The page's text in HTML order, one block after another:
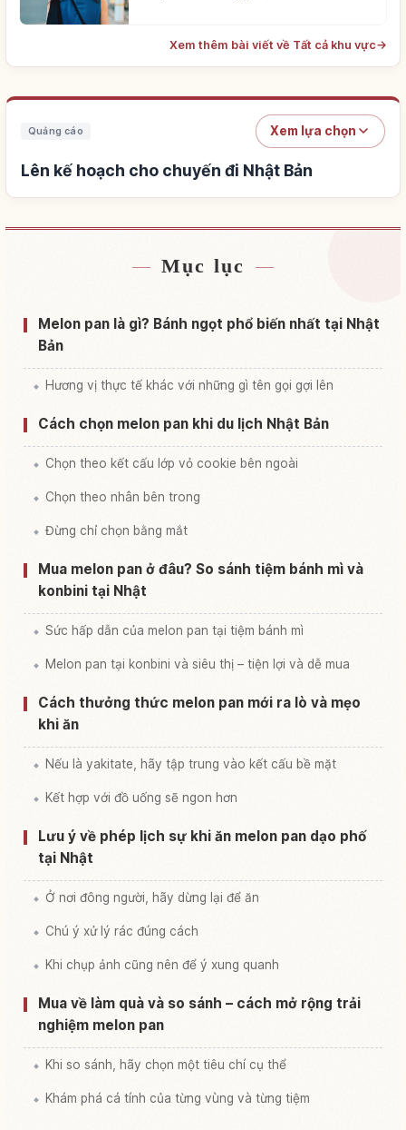
Xem thêm bài viết về Tất cả khu vực→
Quảng cáo Xem lựa chọn
Lên kế hoạch cho chuyến đi Nhật Bản
Tìm chỗ ở gần Nhật Bản
Tìm trải nghiệm tại Nhật Bản ↗
Mục lục
Melon pan là gì? Bánh ngọt phổ biến nhất tại Nhật
Bản
Hương vị thực tế khác với những gì tên gọi gợi lên
Cách chọn melon pan khi du lịch Nhật Bản
Chọn theo kết cấu lớp vỏ cookie bên ngoài
Chọn theo nhân bên trong
Đừng chỉ chọn bằng mắt
Mua melon pan ở đâu? So sánh tiệm bánh mì và
konbini tại Nhật
Sức hấp dẫn của melon pan tại tiệm bánh mì
Melon pan tại konbini và siêu thị – tiện lợi và dễ mua
Cách thưởng thức melon pan mới ra lò và mẹo
khi ăn
Nếu là yakitate, hãy tập trung vào kết cấu bề mặt
Kết hợp với đồ uống sẽ ngon hơn
Lưu ý về phép lịch sự khi ăn melon pan dạo phố
tại Nhật
Ở nơi đông người, hãy dừng lại để ăn
Chú ý xử lý rác đúng cách
Khi chụp ảnh cũng nên để ý xung quanh
Mua về làm quà và so sánh – cách mở rộng trải
nghiệm melon pan
Khi so sánh, hãy chọn một tiêu chí cụ thể
Khám phá cá tính của từng vùng và từng tiệm